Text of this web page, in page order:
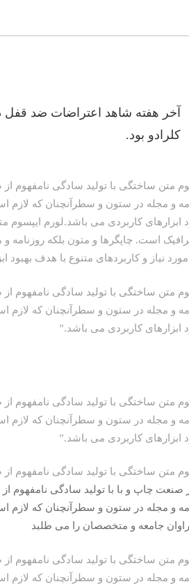
آخر هفته شاهد اعتراضات ضد قفل
کلرادو بود.
متن ساختگی با تولید سادگی نامفهوم
و مجله در ستون و سطرآنچنان که لازم
ابزارهای کاربردی می باشد.لورم ایپسوم
است. چاپگرها و متون بلکه
نیاز و کاربردهای متنوع با هدف بهبود
متن ساختگی با تولید سادگی نامفهوم
و مجله در ستون و سطرآنچنان که لازم
ابزارهای کاربردی می باشد.”
متن ساختگی با تولید سادگی نامفهوم
و مجله در ستون و سطرآنچنان که لازم
ابزارهای کاربردی می باشد.”
متن ساختگی با تولید سادگی نامفهوم
صنعت چاپ و با با تولید سادگی نامفهوم
و مجله در ستون و سطرآنچنان که لازم
جامعه و متخصصان را می طلبد
متن ساختگی با تولید سادگی نامفهوم
و مجله در ستون و سطرآنچنان که لازم